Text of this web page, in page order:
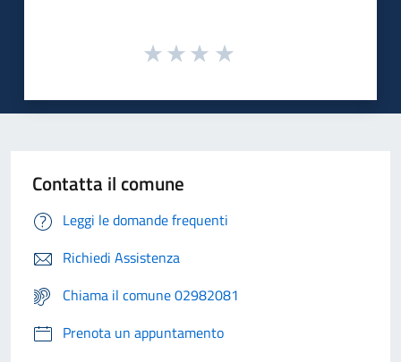
Contatta il comune
Leggi le domande frequenti
Richiedi Assistenza
Chiama il comune 02982081
Prenota un appuntamento